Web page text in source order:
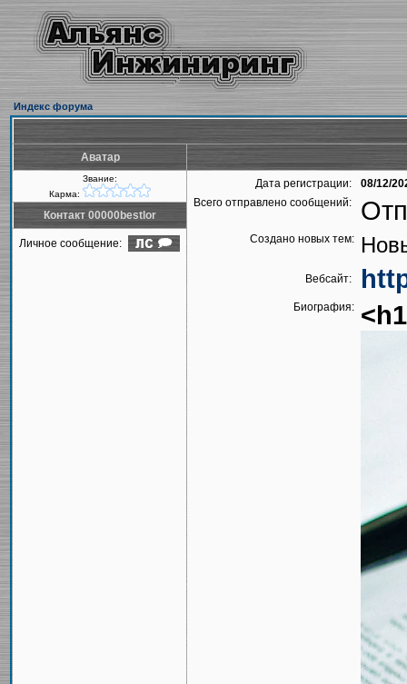
Индекс форума
Аватар
Звание:
Карма:
Дата регистрации:
08/12/
Всего отправлено сообщений:
Создано новых тем:
Вебсайт:
Биография:
Контакт 00000bestlor
Личное сообщение: